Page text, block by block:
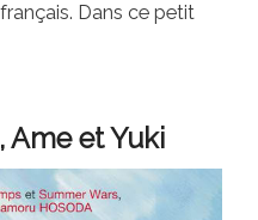
Dans ce petit
Ame et Yuki